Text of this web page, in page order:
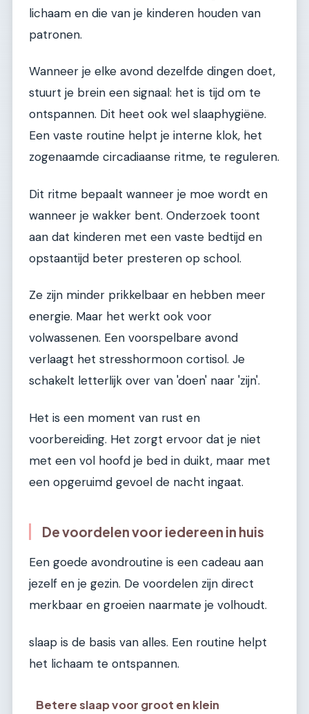
lichaam en die van je kinderen houden van
patronen.
Wanneer je elke avond dezelfde dingen doet,
stuurt je brein een signaal: het is tijd om te
ontspannen. Dit heet ook wel slaaphygiëne.
Een vaste routine helpt je interne klok, het
zogenaamde circadiaanse ritme, te reguleren.
Dit ritme bepaalt wanneer je moe wordt en
wanneer je wakker bent. Onderzoek toont
aan dat kinderen met een vaste bedtijd en
opstaantijd beter presteren op school.
Ze zijn minder prikkelbaar en hebben meer
energie. Maar het werkt ook voor
volwassenen. Een voorspelbare avond
verlaagt het stresshormoon cortisol. Je
schakelt letterlijk over van 'doen' naar 'zijn'.
Het is een moment van rust en
voorbereiding. Het zorgt ervoor dat je niet
met een vol hoofd je bed in duikt, maar met
een opgeruimd gevoel de nacht ingaat.
De voordelen voor iedereen in huis
Een goede avondroutine is een cadeau aan
jezelf en je gezin. De voordelen zijn direct
merkbaar en groeien naarmate je volhoudt.
slaap is de basis van alles. Een routine helpt
het lichaam te ontspannen.
Betere slaap voor groot en klein